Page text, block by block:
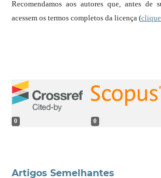
Recomendamos aos autores que, antes de
acessem os termos completos da licença (
0 0
Artigos Semelhantes